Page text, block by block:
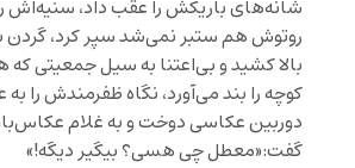
شانه‌های باریکش را عقب داد، سنیه‌اش
روتوش هم ستبر نمی‌شد سپر کرد، گردن
بالا كشيد و بی‌اعتنا به سیل جمعيتى كه
كوچه را بند می‌آورد، نگاه ظفرمندش را
دوربین عکاسی دوخت و به غلام
گفت:«معطل چی هسی؟ بیگیر دیگه!»